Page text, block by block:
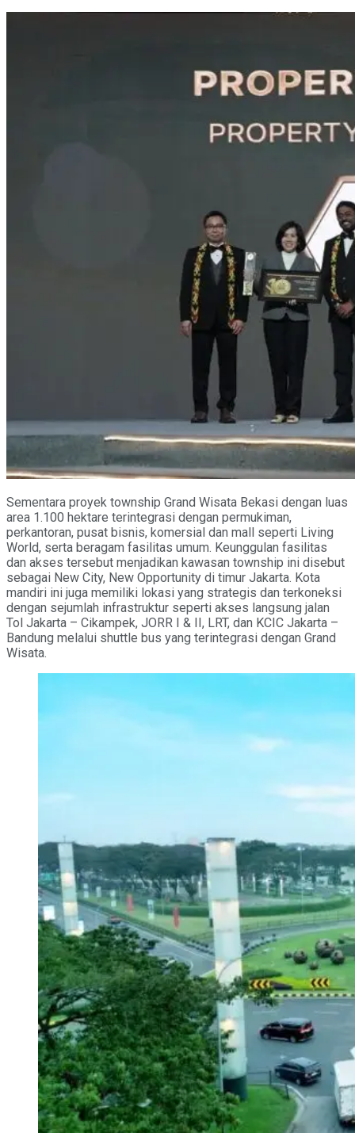
Sementara proyek township Grand Wisata Bekasi dengan luas
area 1.100 hektare terintegrasi dengan permukiman,
perkantoran, pusat bisnis, komersial dan mall seperti Living
World, serta beragam fasilitas umum. Keunggulan fasilitas
dan akses tersebut menjadikan kawasan township ini disebut
sebagai New City, New Opportunity di timur Jakarta. Kota
mandiri ini juga memiliki lokasi yang strategis dan terkoneksi
dengan sejumlah infrastruktur seperti akses langsung jalan
Tol Jakarta – Cikampek, JORR I & II, LRT, dan KCIC Jakarta –
Bandung melalui shuttle bus yang terintegrasi dengan Grand
Wisata.